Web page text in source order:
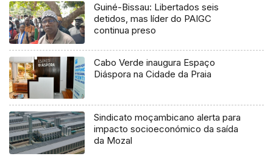
Guiné-Bissau: Libertados seis
detidos, mas líder do PAIGC
continua preso
Cabo Verde inaugura Espaço
Diáspora na Cidade da Praia
Sindicato moçambicano alerta para
impacto socioeconómico da saída
da Mozal